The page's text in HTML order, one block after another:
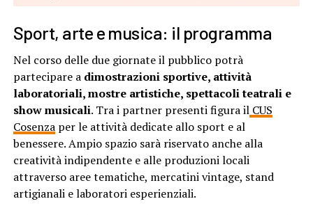
Sport, arte e musica: il programma
Nel corso delle due giornate il pubblico potrà
partecipare a dimostrazioni sportive, attività
laboratoriali, mostre artistiche, spettacoli teatrali e
show musicali. Tra i partner presenti figura ilCUS
Cosenzaper le attività dedicate allo sport e al
benessere. Ampio spazio sarà riservato anche alla
creatività indipendente e alle produzioni locali
attraverso aree tematiche, mercatini vintage, stand
artigianali e laboratori esperienziali.